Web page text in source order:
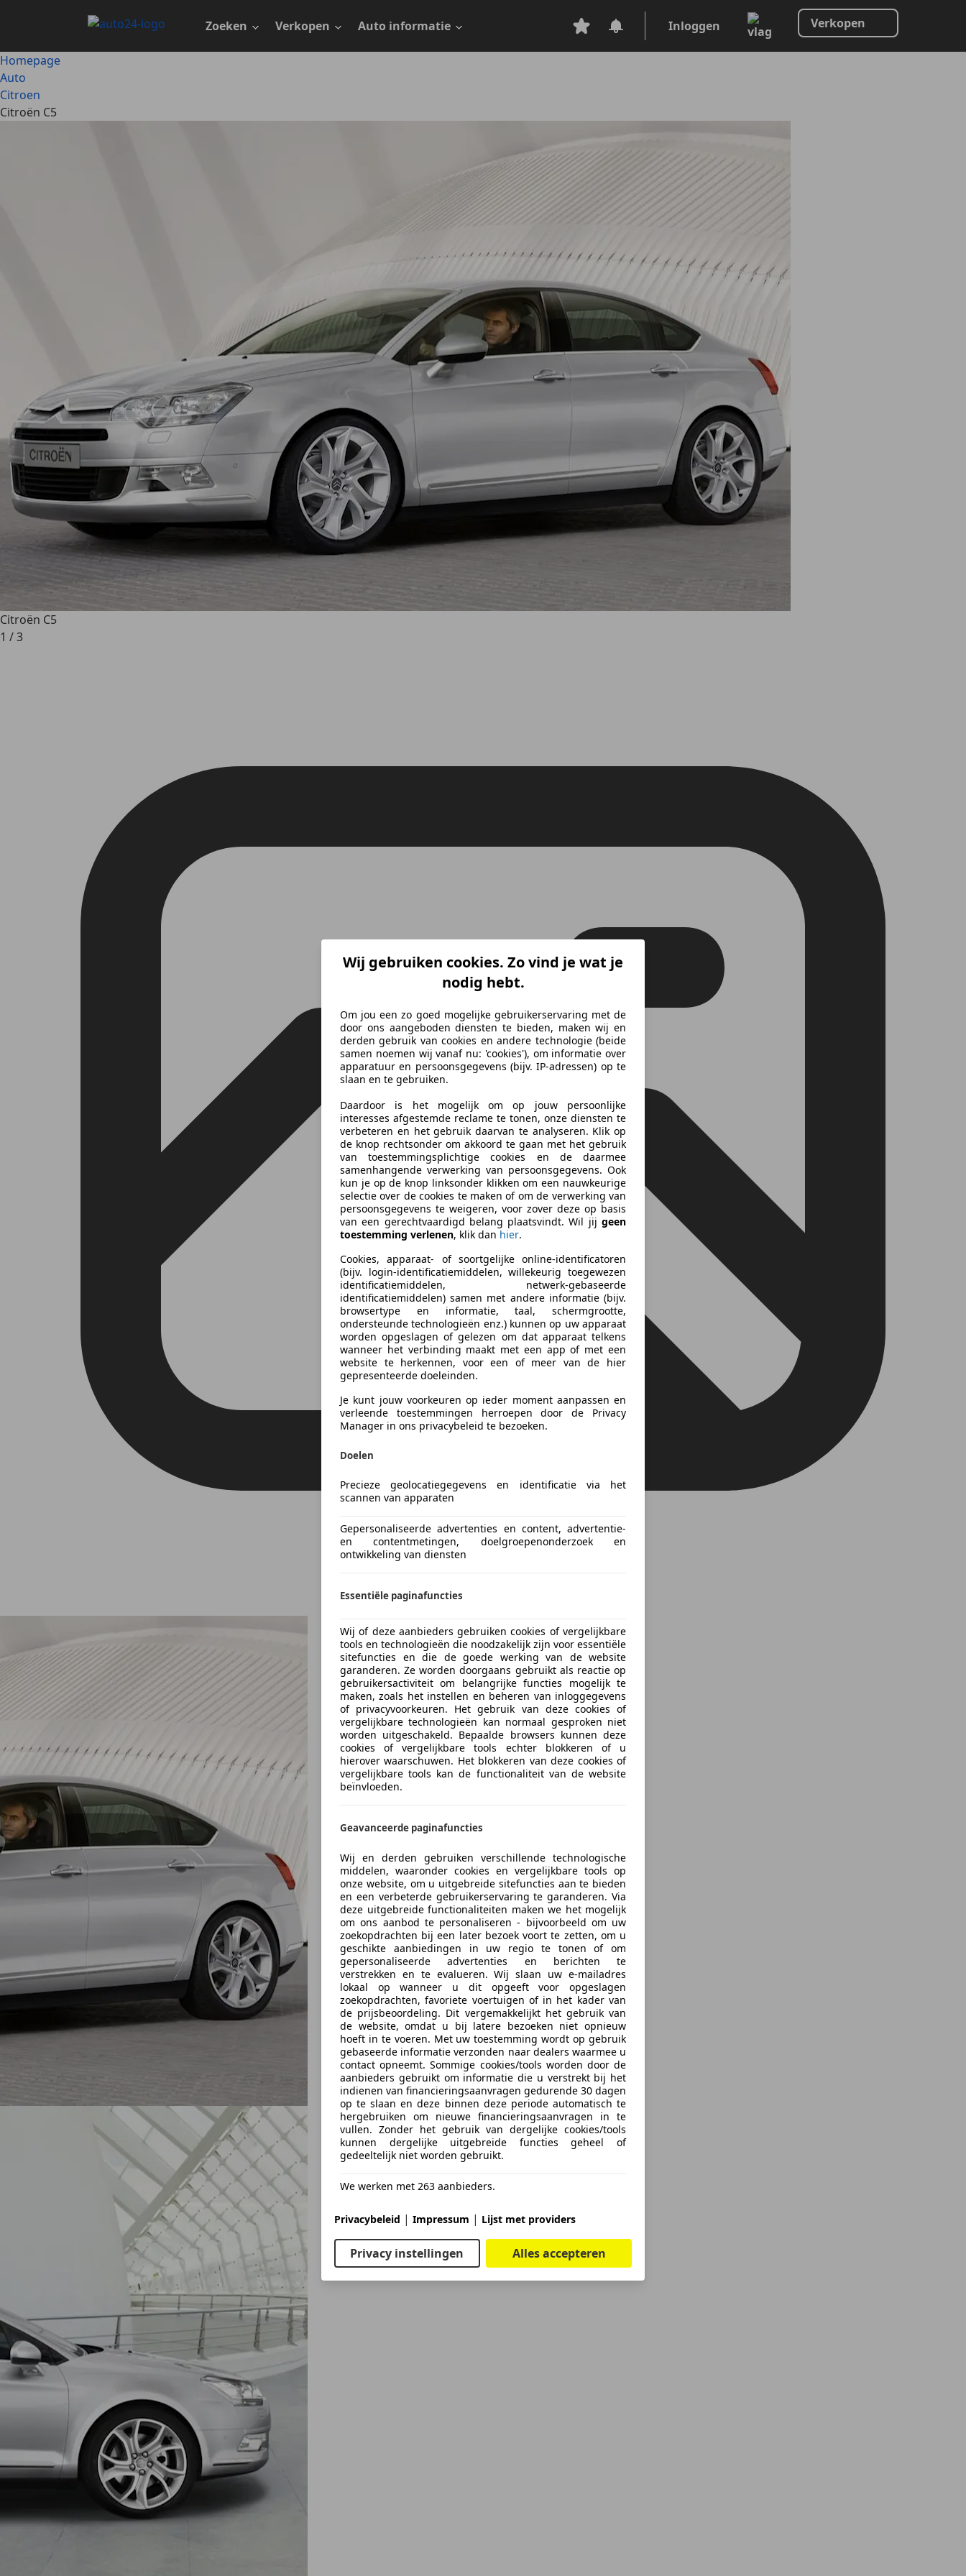
Zoeken Verkopen Auto informatie Inloggen Verkopen
Homepage
Auto
Citroen
Citroën C5
Citroën C5
1 /3
Wij gebruiken cookies. Zo vind je wat je
nodig hebt.
Om jou een zo goed mogelijke gebruikerservaring met de
door ons aangeboden diensten te bieden, maken wij en
derden gebruik van cookies en andere technologie (beide
samen noemen wij vanaf nu: 'cookies'), om informatie over
apparatuur en persoonsgegevens (bijv. IP-adressen) op te
slaan en te gebruiken.
Daardoor is het mogelijk om op jouw persoonlijke
interesses afgestemde reclame te tonen, onze diensten te
verbeteren en het gebruik daarvan te analyseren. Klik op
de knop rechtsonder om akkoord te gaan met het gebruik
van toestemmingsplichtige cookies en de daarmee
samenhangende verwerking van persoonsgegevens. Ook
kun je op de knop linksonder klikken om een nauwkeurige
selectie over de cookies te maken of om de verwerking van
persoonsgegevens te weigeren, voor zover deze op basis
van een gerechtvaardigd belang plaatsvindt. Wil jij geen
toestemming verlenen, klik dan hier.
Cookies, apparaat- of soortgelijke online-identificatoren
(bijv. login-identificatiemiddelen, willekeurig toegewezen
identificatiemiddelen, netwerk-gebaseerde
identificatiemiddelen) samen met andere informatie (bijv.
browsertype en informatie, taal, schermgrootte,
ondersteunde technologieën enz.) kunnen op uw apparaat
worden opgeslagen of gelezen om dat apparaat telkens
wanneer het verbinding maakt met een app of met een
website te herkennen, voor een of meer van de hier
gepresenteerde doeleinden.
Je kunt jouw voorkeuren op ieder moment aanpassen en
verleende toestemmingen herroepen door de Privacy
Manager in ons privacybeleid te bezoeken.
Doelen
Precieze geolocatiegegevens en identificatie via het
scannen van apparaten
Gepersonaliseerde advertenties en content, advertentie-
en contentmetingen, doelgroepenonderzoek en
ontwikkeling van diensten
Essentiële paginafuncties
Wij of deze aanbieders gebruiken cookies of vergelijkbare
tools en technologieën die noodzakelijk zijn voor essentiële
sitefuncties en die de goede werking van de website
garanderen. Ze worden doorgaans gebruikt als reactie op
gebruikersactiviteit om belangrijke functies mogelijk te
maken, zoals het instellen en beheren van inloggegevens
of privacyvoorkeuren. Het gebruik van deze cookies of
vergelijkbare technologieën kan normaal gesproken niet
worden uitgeschakeld. Bepaalde browsers kunnen deze
cookies of vergelijkbare tools echter blokkeren of u
hierover waarschuwen. Het blokkeren van deze cookies of
vergelijkbare tools kan de functionaliteit van de website
beïnvloeden.
Geavanceerde paginafuncties
Wij en derden gebruiken verschillende technologische
middelen, waaronder cookies en vergelijkbare tools op
onze website, om u uitgebreide sitefuncties aan te bieden
en een verbeterde gebruikerservaring te garanderen. Via
deze uitgebreide functionaliteiten maken we het mogelijk
om ons aanbod te personaliseren - bijvoorbeeld om uw
zoekopdrachten bij een later bezoek voort te zetten, om u
geschikte aanbiedingen in uw regio te tonen of om
gepersonaliseerde advertenties en berichten te
verstrekken en te evalueren. Wij slaan uw e-mailadres
lokaal op wanneer u dit opgeeft voor opgeslagen
zoekopdrachten, favoriete voertuigen of in het kader van
de prijsbeoordeling. Dit vergemakkelijkt het gebruik van
de website, omdat u bij latere bezoeken niet opnieuw
hoeft in te voeren. Met uw toestemming wordt op gebruik
gebaseerde informatie verzonden naar dealers waarmee u
contact opneemt. Sommige cookies/tools worden door de
aanbieders gebruikt om informatie die u verstrekt bij het
indienen van financieringsaanvragen gedurende 30 dagen
op te slaan en deze binnen deze periode automatisch te
hergebruiken om nieuwe financieringsaanvragen in te
vullen. Zonder het gebruik van dergelijke cookies/tools
kunnen dergelijke uitgebreide functies geheel of
gedeeltelijk niet worden gebruikt.
We werken met 263 aanbieders.
Privacybeleid | Impressum | Lijst met providers
Privacy instellingen Alles accepteren